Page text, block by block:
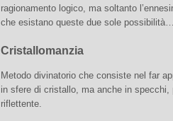
ragionamento logico, ma soltanto
che esistano queste due sole
Cristallomanzia
Metodo divinatorio che consiste nel far
in sfere di cristallo, ma anche in specchi,
riflettente.